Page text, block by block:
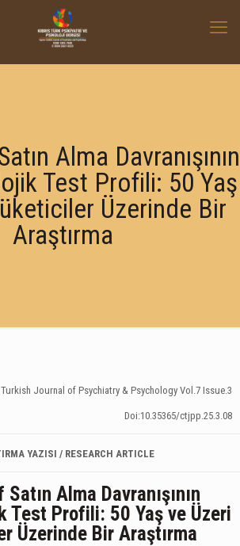
Alma Davranışının
Test Profili: 50 Yaş
Üzerinde Bir
Araştırma
Journal of Psychiatry & Psychology Vol.7 Issue.3
Doi:10.35365/ctjpp.25.3.08
YAZISI / RESEARCH ARTICLE
Alma Davranışının
Test Profili: 50 Yaş ve Üzeri
Üzerinde Bir Araştırma